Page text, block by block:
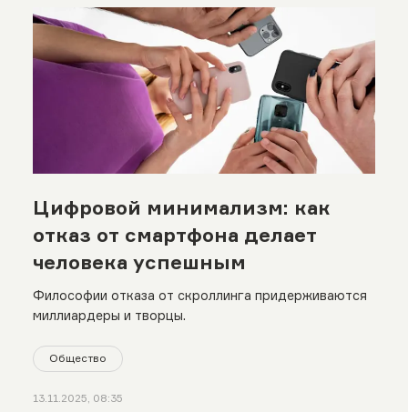
Цифровой минимализм: как
отказ от смартфона делает
человека успешным
Философии отказа от скроллинга придерживаются
миллиардеры и творцы.
Общество
13.11.2025, 08:35